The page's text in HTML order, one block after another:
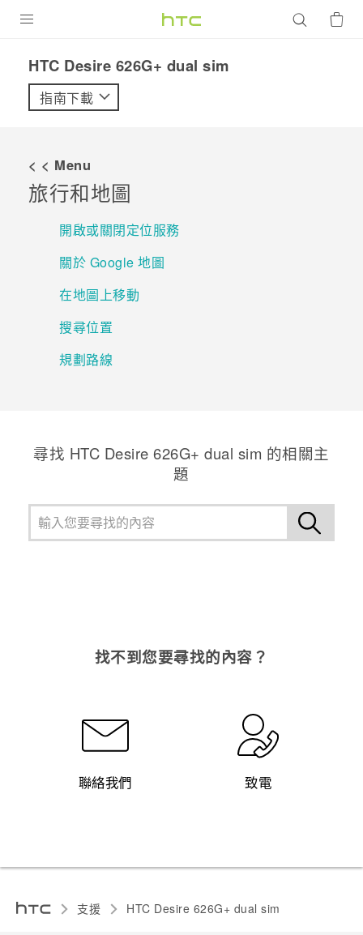
VIVE
配件
優惠專區
焦點訊息
校園專案
銷售門市
銷售通路
支援服務
VIVELAND
HTC Desire 626G+ dual sim‎
指南下載
< < Menu
旅行和地圖
開啟或關閉定位服務
關於 Google 地圖
在地圖上移動
搜尋位置
規劃路線
尋找 HTC Desire 626G+ dual sim 的相關主
題
找不到您要尋找的內容？
聯絡我們 致電
支援 HTC Desire 626G+ dual sim‎